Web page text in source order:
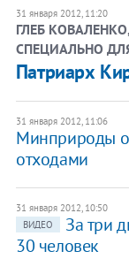
31 января 2012, 11:20
ГЛЕБ
СПЕЦИАЛЬНО
Патриарх
31 января 2012, 11:06
Минприроды
отходами
31 января 2012, 10:50
ВИДЕО
За три
30 человек